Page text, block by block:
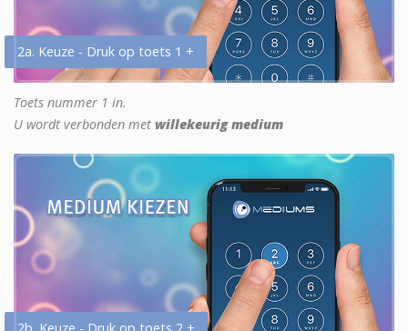
2a. Keuze - Druk op toets 1 +
Toets nummer 1 in.
U wordt verbonden met willekeurig medium